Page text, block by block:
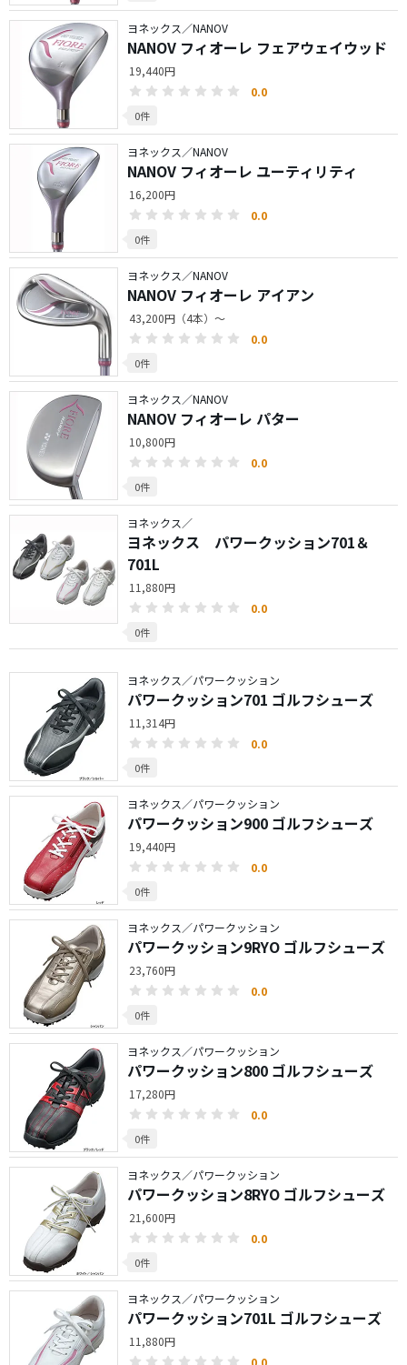
ヨネックス／NANOV
NANOV フィオーレ フェアウェイウッド
19,440円
0.0
0件
ヨネックス／NANOV
NANOV フィオーレ ユーティリティ
16,200円
0.0
0件
ヨネックス／NANOV
NANOV フィオーレ アイアン
43,200円（4本）～
0.0
0件
ヨネックス／NANOV
NANOV フィオーレ パター
10,800円
0.0
0件
ヨネックス／
ヨネックス パワークッション701＆
701L
11,880円
0.0
0件
ヨネックス／パワークッション
パワークッション701 ゴルフシューズ
11,314円
0.0
0件
ヨネックス／パワークッション
パワークッション900 ゴルフシューズ
19,440円
0.0
0件
ヨネックス／パワークッション
パワークッション9RYO ゴルフシューズ
23,760円
0.0
0件
ヨネックス／パワークッション
パワークッション800 ゴルフシューズ
17,280円
0.0
0件
ヨネックス／パワークッション
パワークッション8RYO ゴルフシューズ
21,600円
0.0
0件
ヨネックス／パワークッション
パワークッション701L ゴルフシューズ
11,880円
0.0